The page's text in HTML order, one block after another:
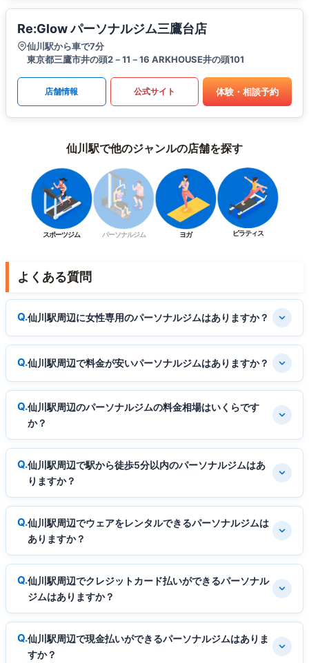
Re:Glow パーソナルジム三鷹台店
仙川駅から車で7分
東京都三鷹市井の頭2－11－16 ARKHOUSE井の頭101
店舗情報 公式サイト 体験・相談予約
仙川駅で他のジャンルの店舗を探す
スポーツジム パーソナルジム ヨガ ピラティス
よくある質問
仙川駅周辺に女性専用のパーソナルジムはありますか？
仙川駅周辺で料金が安いパーソナルジムはありますか？
仙川駅周辺のパーソナルジムの料金相場はいくらです
か？
仙川駅周辺で駅から徒歩5分以内のパーソナルジムはあ
りますか？
仙川駅周辺でウェアをレンタルできるパーソナルジムは
ありますか？
仙川駅周辺でクレジットカード払いができるパーソナル
ジムはありますか？
仙川駅周辺で現金払いができるパーソナルジムはありま
すか？